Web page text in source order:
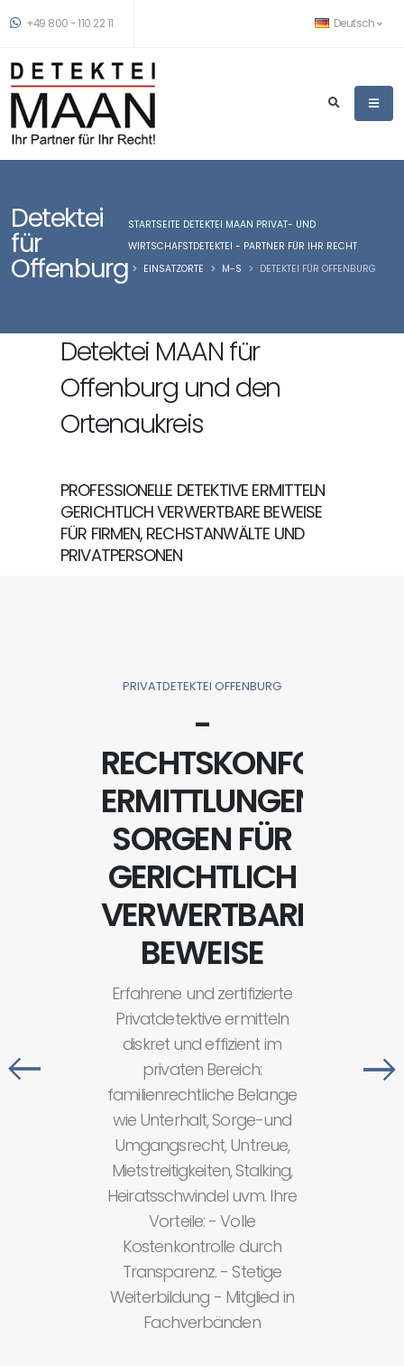
+49 800 - 110 22 11 Deutsch
Detektei
für
Offenburg
STARTSEITE DETEKTEI MAAN PRIVAT- UND
WIRTSCHAFSTDETEKTEI - PARTNER FÜR IHR RECHT
EINSATZORTE
M-S DETEKTEI FÜR OFFENBURG
Detektei MAAN für
Offenburg und den
Ortenaukreis
PROFESSIONELLE DETEKTIVE ERMITTELN
GERICHTLICH VERWERTBARE BEWEISE
FÜR FIRMEN, RECHSTANWÄLTE UND
PRIVATPERSONEN
PRIVATDETEKTEI OFFENBURG
-
RECHTSKONFORME
ERMITTLUNGEN
SORGEN FÜR
GERICHTLICH
VERWERTBARE
BEWEISE
Erfahrene und zertifizierte
Privatdetektive ermitteln
diskret und effizient im
privaten Bereich:
familienrechtliche Belange
wie Unterhalt, Sorge-und
Umgangsrecht, Untreue,
Mietstreitigkeiten, Stalking,
Heiratsschwindel uvm. Ihre
Vorteile: - Volle
Kostenkontrolle durch
Transparenz. - Stetige
Weiterbildung - Mitglied in
Fachverbänden